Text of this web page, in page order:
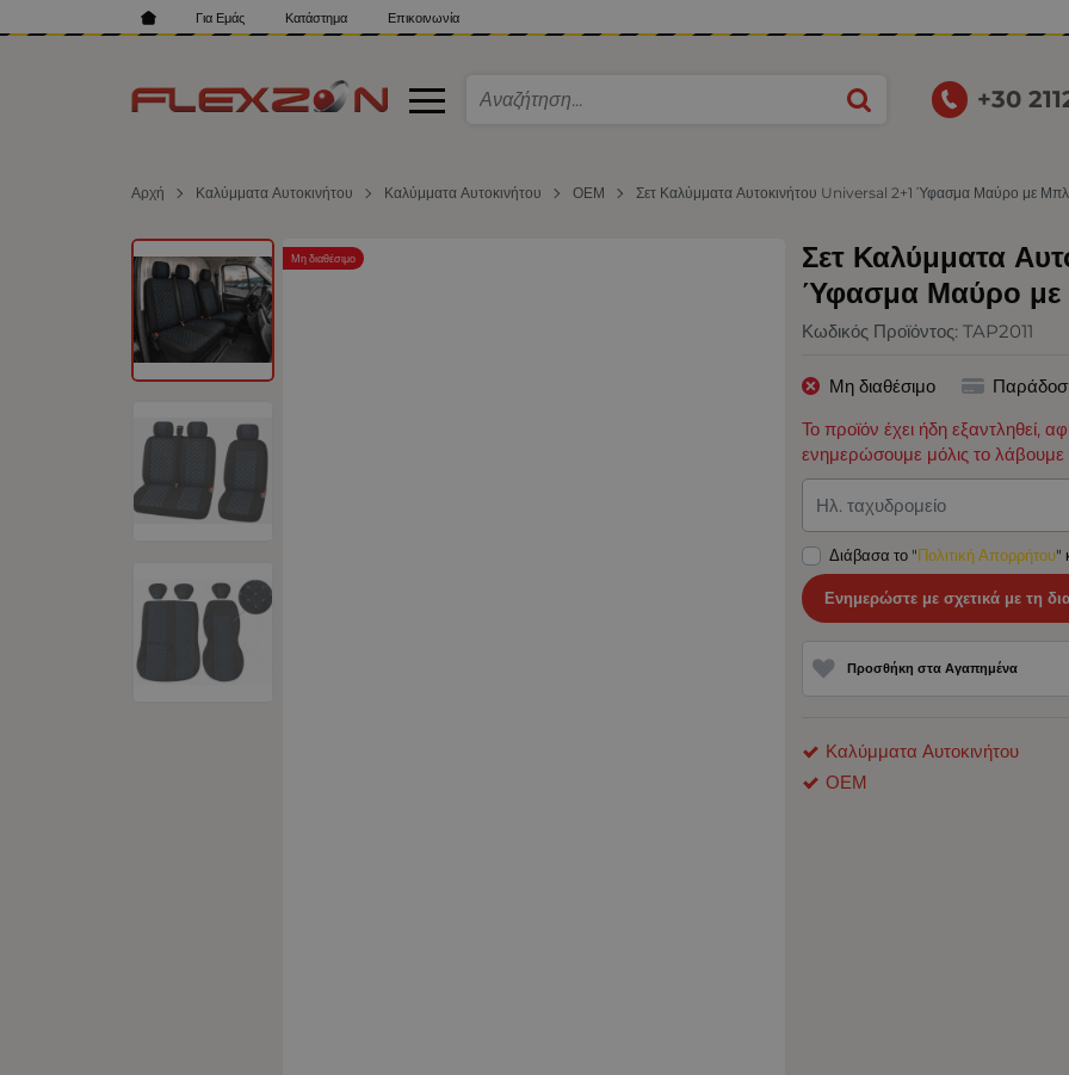
Για Εμάς Κατάστημα Επικοινωνία
+30
Αρχή Καλύμματα Αυτοκινήτου Καλύμματα Αυτοκινήτου ΟΕΜ Σετ Καλύμματα Αυτοκινήτου Universal 2+1 Ύφασμα Μαύρο με
Σετ Καλύμματα
Ύφασμα Μαύρο με
Κωδικός Προϊόντος: TAP2011
Μη διαθέσιμο
Μη διαθέσιμο
Το προϊόν έχει ήδη εξαντληθεί,
ενημερώσουμε μόλις το
Ηλ. ταχυδρομείο
Διάβασα το "Πολιτική Απορρήτου"
Ενημερώστε με σχετικά με τη
Προσθήκη στα Αγαπημένα
Καλύμματα Αυτοκινήτου
ΟΕΜ